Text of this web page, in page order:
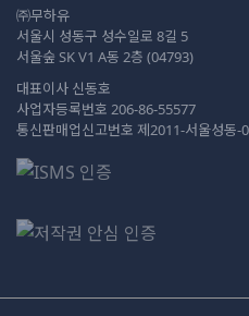
㈜무하유
서울시 성동구 성수일로 8길 5
서울숲 SK V1 A동 2층 (04793)
대표이사 신동호
사업자등록번호 206-86-55577
통신판매업신고번호 제2011-서울성동-